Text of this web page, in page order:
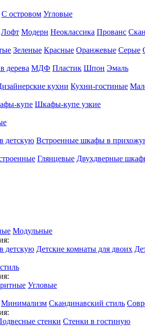
С островом Угловые
Лофт Модерн Неоклассика Прованс
Зеленые Красные Оранжевые Серые
дерева МДФ Пластик Шпон Эмаль
кухни Кухни-гостиные
купе Шкафы-купе узкие
детскую Встроенные шкафы в
Глянцевые Двухдверные
Модульные
детскую Детские комнаты для двоих
Угловые
Минимализм Скандинавский стиль
стенки Стенки в гостиную